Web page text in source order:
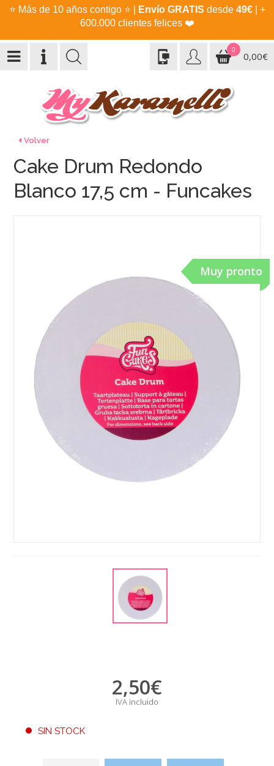
⭐ Más de 10 años contigo ⭐ Envío GRATIS desde 49€| +
600.000 clientes felices ❤️
0
0,00€
Volver
Muy pronto
Cake Drum Redondo
Blanco 17,5 cm - Funcakes
2,50€
IVA incluido
SIN STOCK